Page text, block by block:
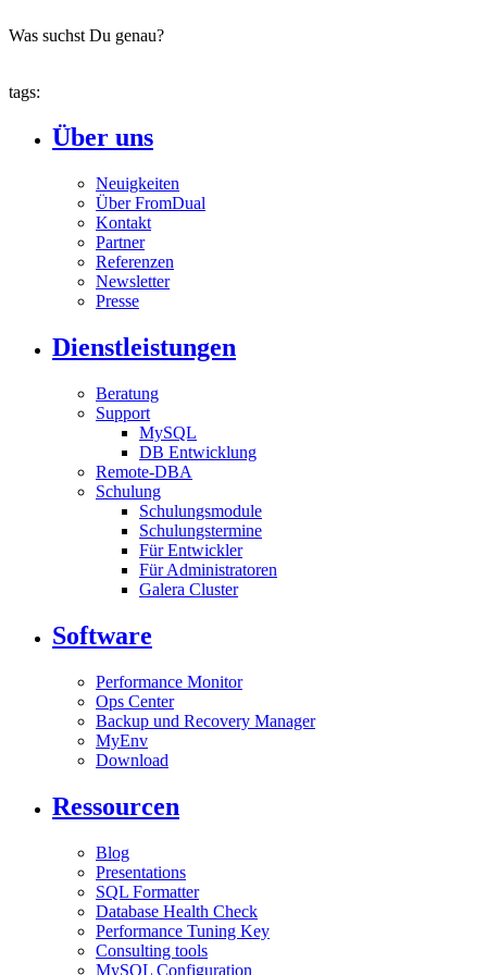
Was suchst Du genau?
tags:
Über uns
Neuigkeiten
Über FromDual
Kontakt
Partner
Referenzen
Newsletter
Presse
Dienstleistungen
Beratung
Support
MySQL
DB Entwicklung
Remote-DBA
Schulung
Schulungsmodule
Schulungstermine
Für Entwickler
Für Administratoren
Galera Cluster
Software
Performance Monitor
Ops Center
Backup und Recovery Manager
MyEnv
Download
Ressourcen
Blog
Presentations
SQL Formatter
Database Health Check
Performance Tuning Key
Consulting tools
MySQL Configuration